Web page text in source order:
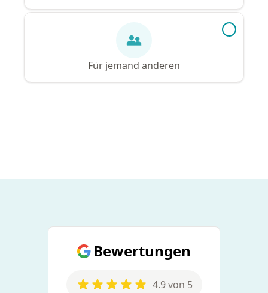
Für jemand anderen
Bewertungen
4.9 von 5